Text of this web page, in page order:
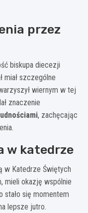
przez
biskupa diecezji
miał szczególne
wiernym w tej
znaczenie
, zachęcając
w katedrze
w Katedrze Świętych
mieli okazję wspólnie
się momentem
lepsze jutro.